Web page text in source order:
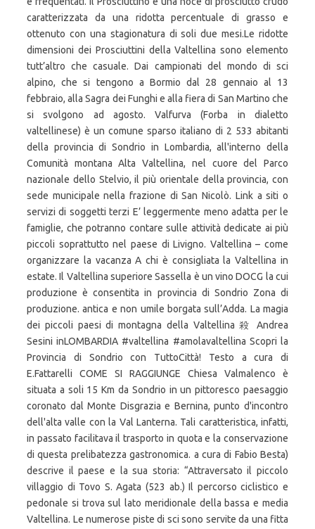
caratterizzata da una ridotta percentuale di grasso e
ottenuto con una stagionatura di soli due mesi.Le ridotte
dimensioni dei Prosciuttini della Valtellina sono elemento
tutt’altro che casuale. Dai campionati del mondo di sci
alpino, che si tengono a Bormio dal 28 gennaio al 13
febbraio, alla Sagra dei Funghi e alla fiera di San Martino che
si svolgono ad agosto. Valfurva (Forba in dialetto
valtellinese) è un comune sparso italiano di 2 533 abitanti
della provincia di Sondrio in Lombardia, all'interno della
Comunità montana Alta Valtellina, nel cuore del Parco
nazionale dello Stelvio, il più orientale della provincia, con
sede municipale nella frazione di San Nicolò. Link a siti o
servizi di soggetti terzi E’ leggermente meno adatta per le
famiglie, che potranno contare sulle attività dedicate ai più
piccoli soprattutto nel paese di Livigno. Valtellina – come
organizzare la vacanza A chi è consigliata la Valtellina in
estate. Il Valtellina superiore Sassella è un vino DOCG la cui
produzione è consentita in provincia di Sondrio Zona di
produzione. antica e non umile borgata sull’Adda. La magia
dei piccoli paesi di montagna della Valtellina 殺 Andrea
Sesini inLOMBARDIA #valtellina #amolavaltellina Scopri la
Provincia di Sondrio con TuttoCittà! Testo a cura di
E.Fattarelli COME SI RAGGIUNGE Chiesa Valmalenco è
situata a soli 15 Km da Sondrio in un pittoresco paesaggio
coronato dal Monte Disgrazia e Bernina, punto d'incontro
dell'alta valle con la Val Lanterna. Tali caratteristica, infatti,
in passato facilitava il trasporto in quota e la conservazione
di questa prelibatezza gastronomica. a cura di Fabio Besta)
descrive il paese e la sua storia: “Attraversato il piccolo
villaggio di Tovo S. Agata (523 ab.) Il percorso ciclistico e
pedonale si trova sul lato meridionale della bassa e media
Valtellina. Le numerose piste di sci sono servite da una fitta